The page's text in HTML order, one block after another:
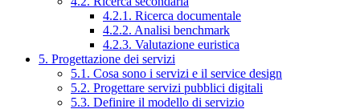
4.2.1. Ricerca documentale
4.2.2. Analisi benchmark
4.2.3. Valutazione euristica
5. Progettazione dei servizi
5.1. Cosa sono i servizi e il service design
5.2. Progettare servizi pubblici digitali
5.3. Definire il modello di servizio